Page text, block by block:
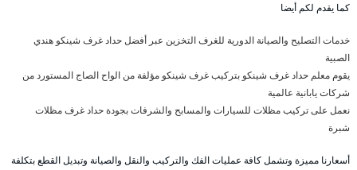
كما يقدم لكم أيضا
خدمات التصليح والصيانة الدورية للغرف التخزين عبر أفضل حداد غرف شينكو هندي
الصبية
يقوم معلم حداد غرف شينكو بتركيب غرف شينكو مؤلفة من الواح الصاج المستورد من
شركات يابانية عالمية
نعمل على تركيب مظلات للسيارات والمسابح والشرفات بجودة حداد غرف مظلات
شبرة
أسعارنا مميزة وتشمل كافة عمليات الفك والتركيب والنقل والصيانة وتبديل القطع بتكلفة